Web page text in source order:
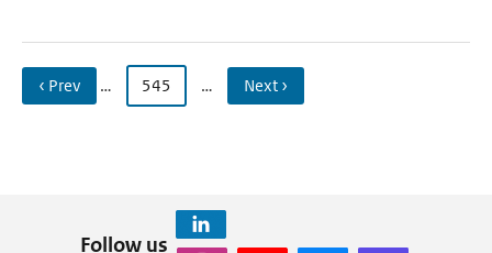
‹ Prev … 545 … Next ›
Follow us